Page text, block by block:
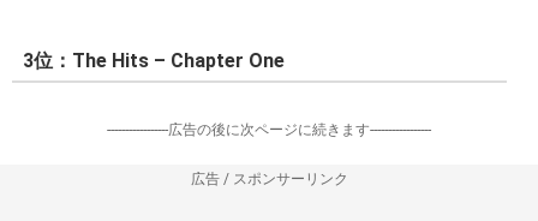
3位：The Hits – Chapter One
-----------------広告の後に次ページに続きます-----------------
広告 / スポンサーリンク